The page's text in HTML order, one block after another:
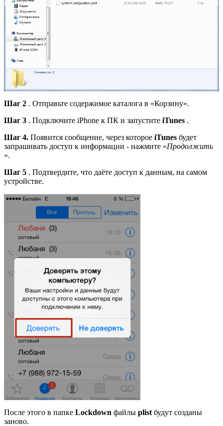
Шаг 2 . Отправьте содержимое каталога в «Корзину».
Шаг 3 . Подключите iPhone к ПК и запустите iTunes .
Шаг 4. Появится сообщение, через которое iTunes будет
запрашивать доступ к информации - нажмите «Продолжить
».
Шаг 5 . Подтвердите, что даёте доступ к данным, на самом
устройстве.
После этого в папке Lockdown файлы plist будут созданы
заново.